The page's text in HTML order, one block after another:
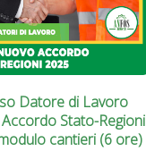
Datore di Lavoro
Stato-Regioni
cantieri (6 ore)